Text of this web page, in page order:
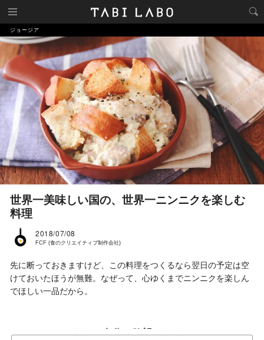
ジョージア
世界一美味しい国の、世界一ニンニクを楽しむ
料理
2018/07/08
FCF (食のクリエイティブ制作会社)
先に断っておきますけど、この料理をつくるなら翌日の予定は空
けておいたほうが無難。なぜって、心ゆくまでニンニクを楽しん
でほしい一品だから。
ただ、自分の欲望のために